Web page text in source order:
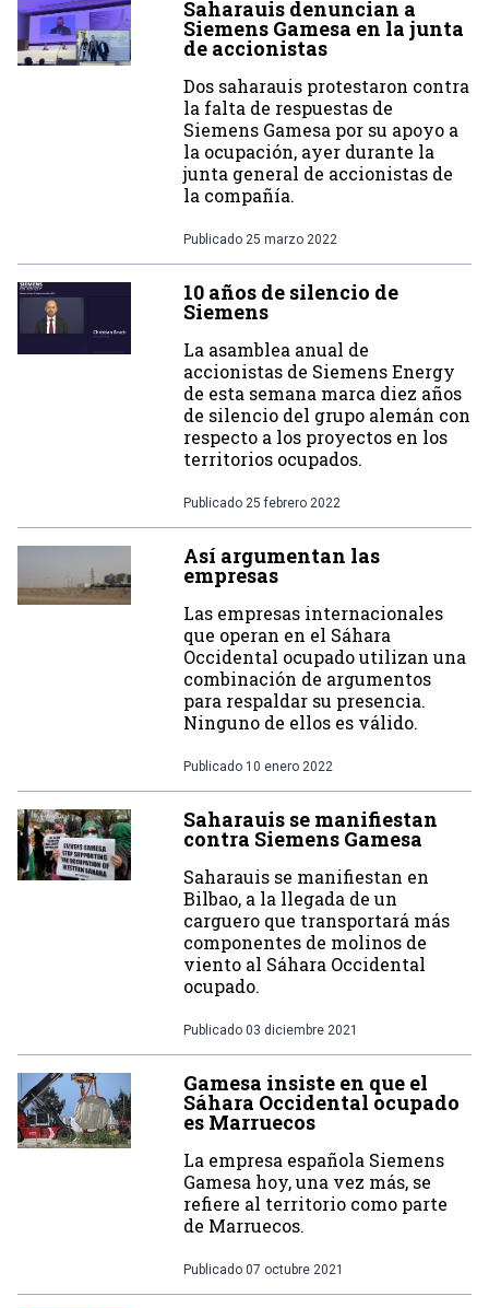
Saharauis denuncian a
Siemens Gamesa en la junta
de accionistas
Dos saharauis protestaron contra
la falta de respuestas de
Siemens Gamesa por su apoyo a
la ocupación, ayer durante la
junta general de accionistas de
la compañía.
Publicado 25 marzo 2022
10 años de silencio de
Siemens
La asamblea anual de
accionistas de Siemens Energy
de esta semana marca diez años
de silencio del grupo alemán con
respecto a los proyectos en los
territorios ocupados.
Publicado 25 febrero 2022
Así argumentan las
empresas
Las empresas internacionales
que operan en el Sáhara
Occidental ocupado utilizan una
combinación de argumentos
para respaldar su presencia.
Ninguno de ellos es válido.
Publicado 10 enero 2022
Saharauis se manifiestan
contra Siemens Gamesa
Saharauis se manifiestan en
Bilbao, a la llegada de un
carguero que transportará más
componentes de molinos de
viento al Sáhara Occidental
ocupado.
Publicado 03 diciembre 2021
Gamesa insiste en que el
Sáhara Occidental ocupado
es Marruecos
La empresa española Siemens
Gamesa hoy, una vez más, se
refiere al territorio como parte
de Marruecos.
Publicado 07 octubre 2021